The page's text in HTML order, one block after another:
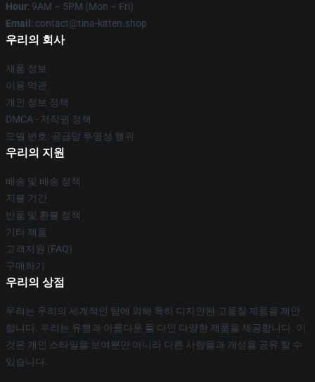
Hour: 9AM – 5PM (Mon – Fri)
Email : contact@tina-kitten.shop
우리의 회사
제품 정보
이용 약관
개인 정보 정책
DMCA - 저작권 정책
모델 번호: 공급망 투명성 행위
우리의 지원
배송 및 배송 정책
지불 기간
반품 및 환불 정책
기타 제품
고객지원 (FAQ)
구매하기
우리의 상점
우리는 우리의 세계적인 팀에 의해 특히 디자인된 고품질 제품을 제안
합니다. 우리는 유행과 아름다운 둘 다인 다양한 제품을 제공합니다. 이
것은 개인 스타일을 보여뿐만 아니라 다른 사람들과 개성을 공유 할 수
있습니다.